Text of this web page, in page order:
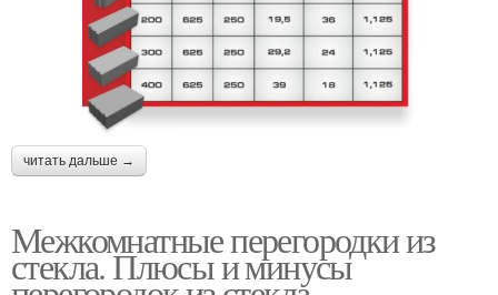
читать дальше →
Межкомнатные перегородки из
стекла. Плюсы и минусы